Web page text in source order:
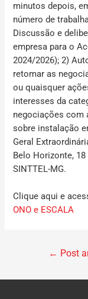
minutos depois,
número de
Discussão e
empresa para o
2024/2026); 2)
retomar as
ou quaisquer
interesses da
negociações com
sobre instalação
Geral
Belo Horizonte,
SINTTEL-MG.
Clique aqui e
ONO e ESCALA
← Post